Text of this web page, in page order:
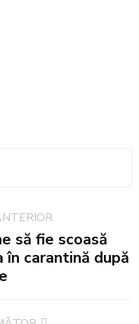
să fie scoasă
carantină după